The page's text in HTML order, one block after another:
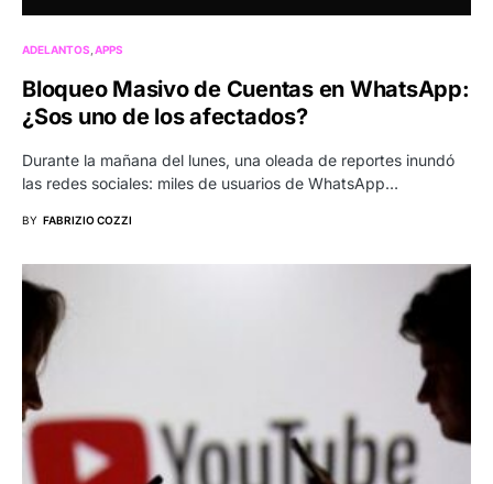
ADELANTOS APPS
Bloqueo Masivo de Cuentas en WhatsApp:
¿Sos uno de los afectados?
Durante la mañana del lunes, una oleada de reportes inundó
las redes sociales: miles de usuarios de WhatsApp…
BY FABRIZIO COZZI